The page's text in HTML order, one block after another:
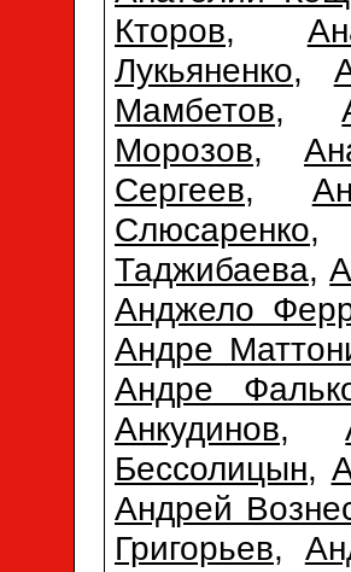
Кторов,
Лукьяненко,
Мамбетов,
Морозов,
Сергеев,
Слюсаренко
Таджибаева,
Анджело
Андре
Андре
Анкудинов,
Бессолицын,
Андрей
Григорьев,